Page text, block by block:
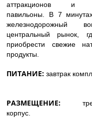
аттракционов и
павильоны. В 7
железнодорожный
центральный рынок,
приобрести свежие
продукты.
ПИТАНИЕ: завтрак
РАЗМЕЩЕНИЕ:
корпус.